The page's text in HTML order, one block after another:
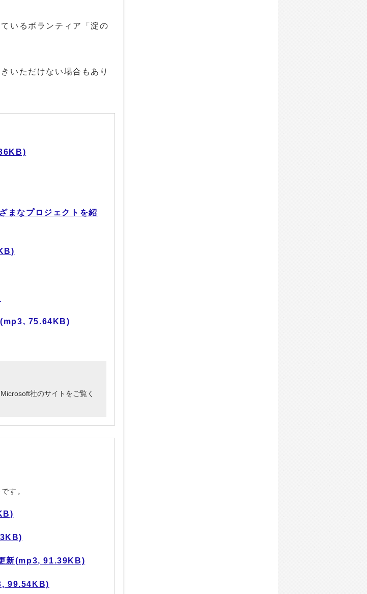
いるボランティア「淀の
いただけない場合もあり
まなプロジェクトを紹
(mp3, 75.64KB)
社のサイトをご覧く
す。
新(mp3, 91.39KB)
99.54KB)